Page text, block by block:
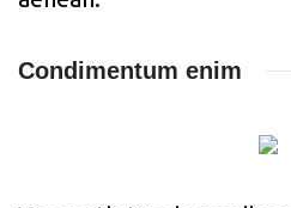
Condimentum enim